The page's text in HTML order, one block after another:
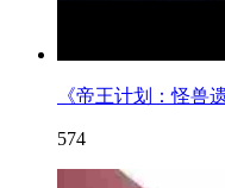
《帝王计划：怪兽
574